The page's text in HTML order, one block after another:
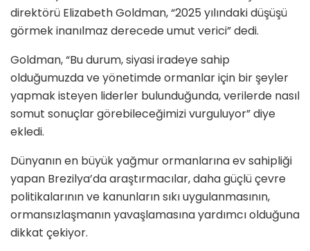
direktörü Elizabeth Goldman, “2025 yılındaki düşüşü
görmek inanılmaz derecede umut verici” dedi.
Goldman, “Bu durum, siyasi iradeye sahip
olduğumuzda ve yönetimde ormanlar için bir şeyler
yapmak isteyen liderler bulunduğunda, verilerde nasıl
somut sonuçlar görebileceğimizi vurguluyor” diye
ekledi.
Dünyanın en büyük yağmur ormanlarına ev sahipliği
yapan Brezilya’da araştırmacılar, daha güçlü çevre
politikalarının ve kanunların sıkı uygulanmasının,
ormansızlaşmanın yavaşlamasına yardımcı olduğuna
dikkat çekiyor.